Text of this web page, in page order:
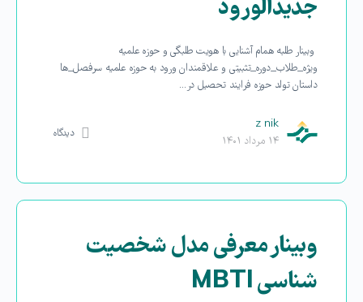
جدیدالورود
وبینار طلبه همام آشنایی با هویت طلبگی و حوزه علمیه
ویژه_طلاب_دوره_تثبیتی و علاقمندان ورود به حوزه علمیه سرفصل_ها
داستان تولد حوزه فرایند تحصیل در…
z nik
۱۴ مرداد ۱۴۰۱
دیدگاه
وبینار معرفی مدل شخصیت
شناسی MBTI